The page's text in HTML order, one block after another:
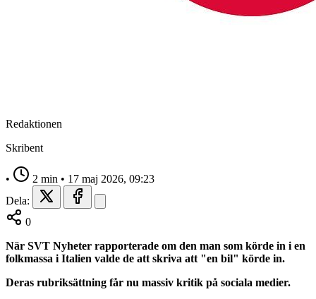
Redaktionen
Skribent
• 2 min • 17 maj 2026, 09:23
Dela:
0
När SVT Nyheter rapporterade om den man som körde in i en
folkmassa i Italien valde de att skriva att "en bil" körde in.
Deras rubriksättning får nu massiv kritik på sociala medier.